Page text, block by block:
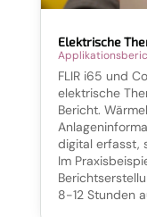
Elektrische
FLIR i65 und
elektrische
Bericht.
digital erfasst,
Im
8-12 Stunden